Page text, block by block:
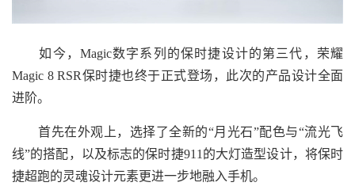
如今，Magic数字系列的保时捷设计的第三代，荣耀
Magic 8 RSR保时捷也终于正式登场，此次的产品设计全面
进阶。
首先在外观上，选择了全新的“月光石”配色与“流光飞
线”的搭配，以及标志的保时捷911的大灯造型设计，将保时
捷超跑的灵魂设计元素更进一步地融入手机。